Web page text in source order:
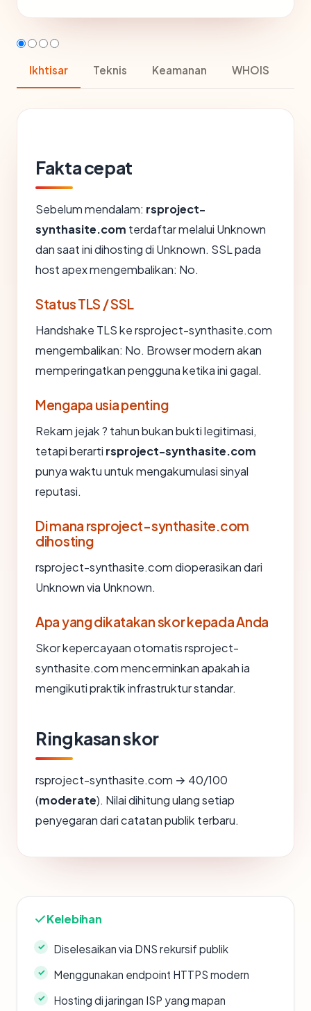
Ikhtisar Teknis Keamanan WHOIS
Fakta cepat
Sebelum mendalam: rsproject-
synthasite.com terdaftar melalui Unknown
dan saat ini dihosting di Unknown. SSL pada
host apex mengembalikan: No.
Status TLS / SSL
Handshake TLS ke rsproject-synthasite.com
mengembalikan: No. Browser modern akan
memperingatkan pengguna ketika ini gagal.
Mengapa usia penting
Rekam jejak ? tahun bukan bukti legitimasi,
tetapi berarti rsproject-synthasite.com
punya waktu untuk mengakumulasi sinyal
reputasi.
Di mana rsproject-synthasite.com
dihosting
rsproject-synthasite.com dioperasikan dari
Unknown via Unknown.
Apa yang dikatakan skor kepada Anda
Skor kepercayaan otomatis rsproject-
synthasite.com mencerminkan apakah ia
mengikuti praktik infrastruktur standar.
Ringkasan skor
rsproject-synthasite.com → 40/100
(moderate). Nilai dihitung ulang setiap
penyegaran dari catatan publik terbaru.
Kelebihan
Diselesaikan via DNS rekursif publik
Menggunakan endpoint HTTPS modern
Hosting di jaringan ISP yang mapan